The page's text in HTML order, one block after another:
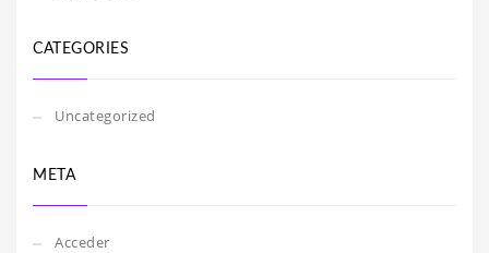
CATEGORIES
Uncategorized
META
Acceder